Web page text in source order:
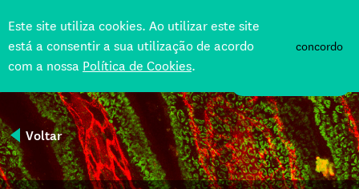
Este site utiliza cookies. Ao utilizar este site
está a consentir a sua utilização de acordo
com a nossa Política de Cookies.
concordo
Voltar